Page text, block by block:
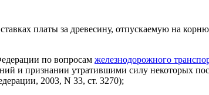
платы за древесину, отпускаемую на
по вопросам железнодорожного
и признании утратившими силу некоторых
2003, N 33, ст. 3270);